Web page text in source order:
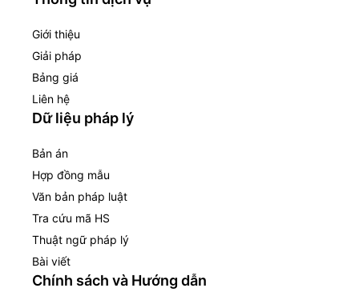
Giới thiệu
Giải pháp
Bảng giá
Liên hệ
Dữ liệu pháp lý
Bản án
Hợp đồng mẫu
Văn bản pháp luật
Tra cứu mã HS
Thuật ngữ pháp lý
Bài viết
Chính sách và Hướng dẫn